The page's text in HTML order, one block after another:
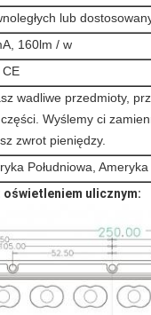
lub
160lm / w
CE
wadliwe przedmioty,
Wyślemy ci
zwrot pieniędzy.
Południowa, Ameryka
oświetleniem ulicznym: